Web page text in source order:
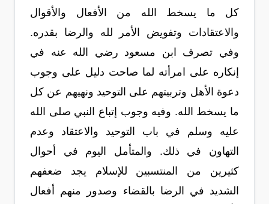
كل ما يسخط الله من الأفعال والأقوال
والاعتقادات وتفويض الأمر لله والرضا بقدره.
وفي تصرف ابن مسعود رضي الله عنه في
إنكاره على امرأته لما صاحت دليل على وجوب
دعوة الأهل وتربيتهم على التوحيد ونهيهم عن كل
ما يسخط الله. وفيه وجوب إتباع النبي صلى الله
عليه وسلم في باب التوحيد والاعتقاد وعدم
التهاون في ذلك. والمتأمل اليوم في أحوال
كثيرين من المنتسبين للإسلام يجد ضعفهم
الشديد في الرضا بالقضاء وصدور منهم أفعال